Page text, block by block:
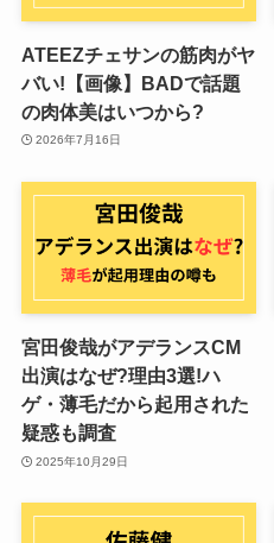
ATEEZチェサンの筋肉がヤ
バい!【画像】BADで話題
の肉体美はいつから?
2026年7月16日
宮田俊哉がアデランスCM
出演はなぜ?理由3選!ハ
ゲ・薄毛だから起用された
疑惑も調査
2025年10月29日